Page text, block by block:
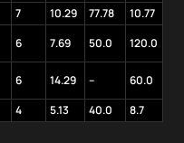
7 10.29 77.78
10.77
6 7.69 50.0 120.0
6 14.29 –
60.0
4 5.13 40.0 8.7